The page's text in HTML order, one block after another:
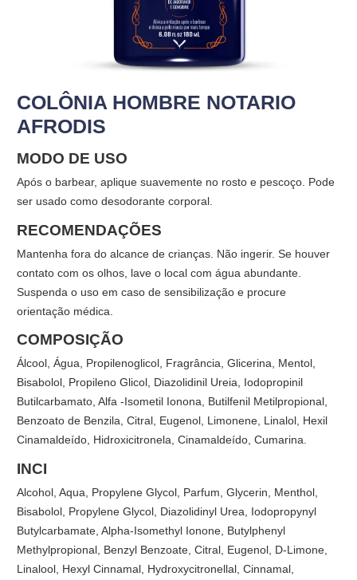
COLÔNIA HOMBRE NOTARIO
AFRODIS
MODO DE USO
Após o barbear, aplique suavemente no rosto e pescoço. Pode
ser usado como desodorante corporal.
RECOMENDAÇÕES
Mantenha fora do alcance de crianças. Não ingerir. Se houver
contato com os olhos, lave o local com água abundante.
Suspenda o uso em caso de sensibilização e procure
orientação médica.
COMPOSIÇÃO
Álcool, Água, Propilenoglicol, Fragrância, Glicerina, Mentol,
Bisabolol, Propileno Glicol, Diazolidinil Ureia, Iodopropinil
Butilcarbamato, Alfa -Isometil Ionona, Butilfenil Metilpropional,
Benzoato de Benzila, Citral, Eugenol, Limonene, Linalol, Hexil
Cinamaldeído, Hidroxicitronela, Cinamaldeído, Cumarina.
INCI
Alcohol, Aqua, Propylene Glycol, Parfum, Glycerin, Menthol,
Bisabolol, Propylene Glycol, Diazolidinyl Urea, Iodopropynyl
Butylcarbamate, Alpha-Isomethyl Ionone, Butylphenyl
Methylpropional, Benzyl Benzoate, Citral, Eugenol, D-Limone,
Linalool, Hexyl Cinnamal, Hydroxycitronellal, Cinnamal,